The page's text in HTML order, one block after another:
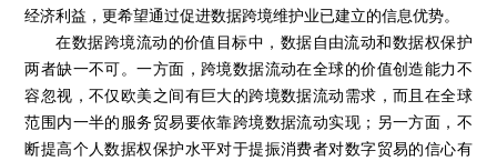
经济利益，更希望通过促进数据跨境维护业已建立的信息优势。
在数据跨境流动的价值目标中，数据自由流动和数据权保护
两者缺一不可。一方面，跨境数据流动在全球的价值创造能力不
容忽视，不仅欧美之间有巨大的跨境数据流动需求，而且在全球
范围内一半的服务贸易要依靠跨境数据流动实现；另一方面，不
断提高个人数据权保护水平对于提振消费者对数字贸易的信心有